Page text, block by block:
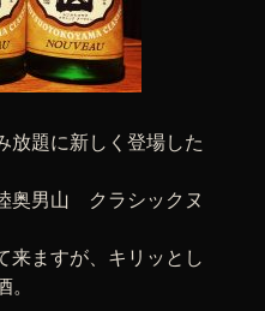
放題に新しく登場した
奥男山 クラシックヌ
来ますが、キリッとし